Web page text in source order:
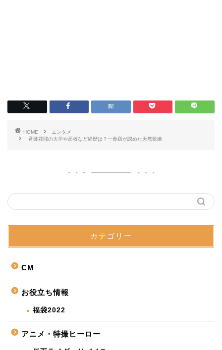
HOME
エンタメ
斉藤花耶の大学や高校など経歴は？一青窈が認めた天然歌姫
カテゴリー
CM
お役立ち情報
福袋2022
アニメ・特撮ヒーロー